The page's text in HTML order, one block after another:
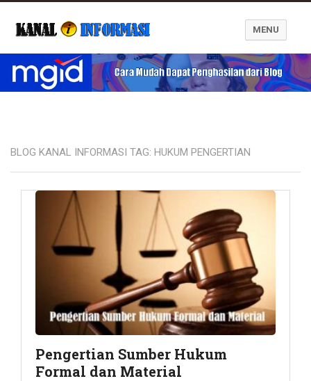
Blog Kanal Informasi
MENU
BLOG KANAL INFORMASI TAG: HUKUM PENGERTIAN
Pengertian Sumber Hukum
Formal dan Material